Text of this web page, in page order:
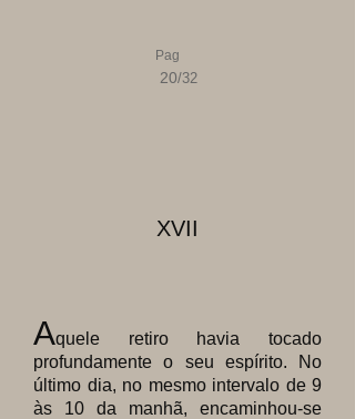
XVII
Aquele retiro havia tocado
profundamente o seu espírito. No
último dia, no mesmo intervalo de 9
às 10 da manhã, encaminhou-se
Pag
20/32